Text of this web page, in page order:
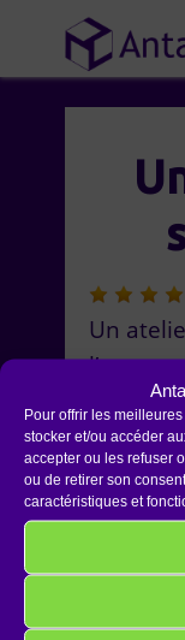
Pour offrir les
stocker et/ou accéder
accepter ou les refuser
ou de retirer son
caractéristiques et
Un
l’eau
MERCI
Beziers